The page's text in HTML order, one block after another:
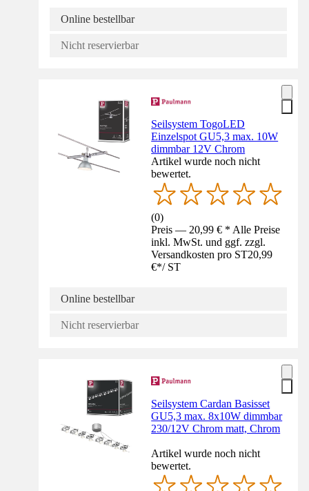
Online bestellbar
Nicht reservierbar
Seilsystem TogoLED
Einzelspot GU5,3 max. 10W
dimmbar 12V Chrom
Artikel wurde noch nicht
bewertet.
(0)
Preis — 20,99 € * Alle Preise
inkl. MwSt. und ggf. zzgl.
Versandkosten pro ST20,99
€*/ ST
Online bestellbar
Nicht reservierbar
Seilsystem Cardan Basisset
GU5,3 max. 8x10W dimmbar
230/12V Chrom matt, Chrom
Artikel wurde noch nicht
bewertet.